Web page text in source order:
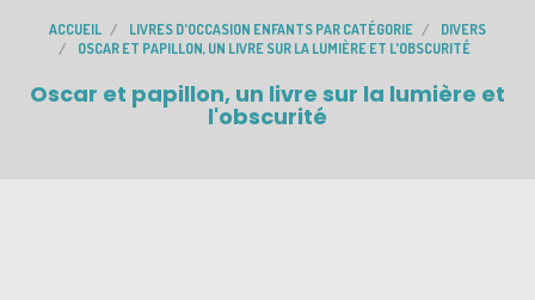
ACCUEIL LIVRES D'OCCASION ENFANTS PAR CATÉGORIE
DIVERS
OSCAR ET PAPILLON, UN LIVRE SUR LA LUMIÈRE ET L'OBSCURITÉ
Oscar et papillon, un livre sur la lumière et
l'obscurité